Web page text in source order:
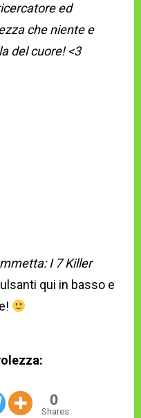
ed
che niente e
del cuore! <3
I 7 Killer
qui in basso e
0
Shares